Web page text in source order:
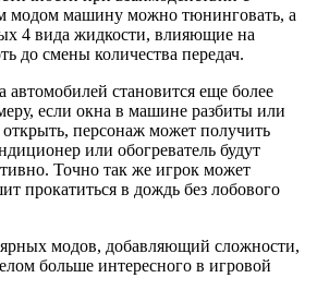
модом машину можно тюнинговать, а
4 вида жидкости, влияющие на
до смены количества передач.
становится еще более
если окна в машине разбиты или
персонаж может получить
или обогреватель будут
Точно так же игрок может
прокатиться в дождь без лобового
модов, добавляющий сложности,
больше интересного в игровой